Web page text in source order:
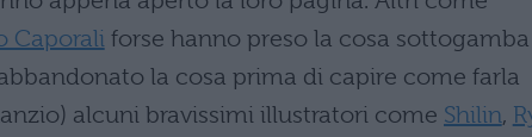
Caporaliforse hanno preso la cosa
la cosa prima di capire come farla
alcuni bravissimi illustratori come Shilin,